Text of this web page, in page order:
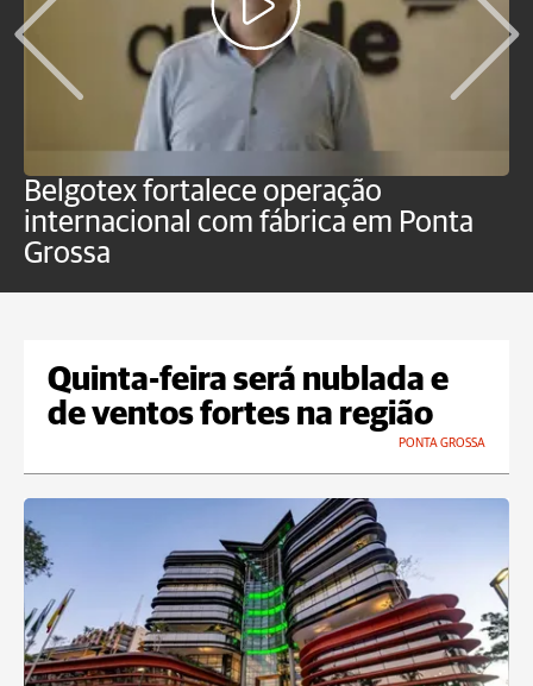
Belgotex fortalece operação
internacional com fábrica em Ponta
Grossa
Quinta-feira será nublada e
de ventos fortes na região
PONTA GROSSA